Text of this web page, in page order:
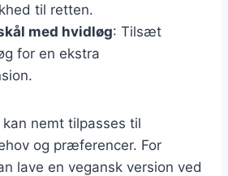
til retten.
med hvidløg: Tilsæt
for en ekstra
nemt tilpasses til
og præferencer. For
lave en vegansk version ved